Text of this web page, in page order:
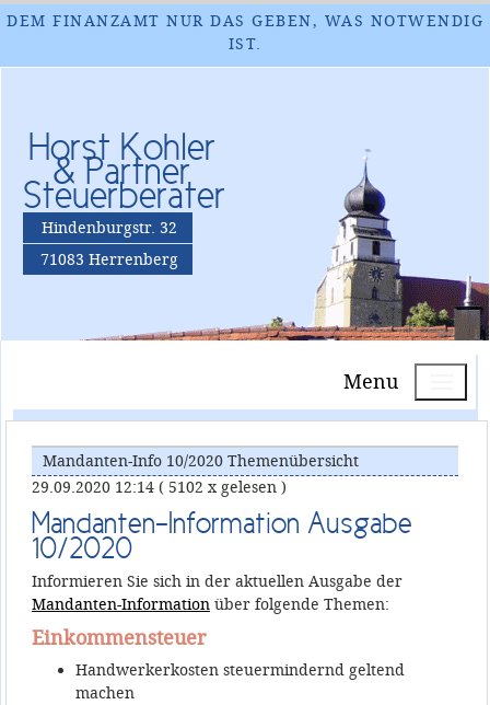
DEM FINANZAMT NUR DAS GEBEN, WAS NOTWENDIG
IST.
Horst Kohler
& Partner
Steuerberater
Hindenburgstr. 32
71083 Herrenberg
Menu
Mandanten-Info 10/2020 Themenübersicht
29.09.2020 12:14 ( 5102 x gelesen )
Mandanten-Information Ausgabe
10/2020
Informieren Sie sich in der aktuellen Ausgabe der
Mandanten-Informationüber folgende Themen:
Einkommensteuer
Handwerkerkosten steuermindernd geltend
machen